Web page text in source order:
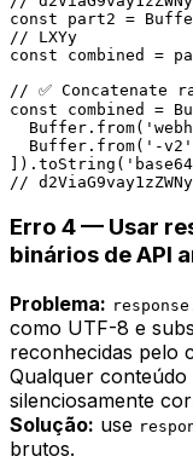
const part2 =
// LXYy
const combined =
// ✅ Concatenate
const combined =
Buffer.from('-
//
Erro 4 — Usar
binários de API
Problema:
como UTF-8 e
reconhecidas pelo
Qualquer
silenciosamente
Solução: use
brutos.